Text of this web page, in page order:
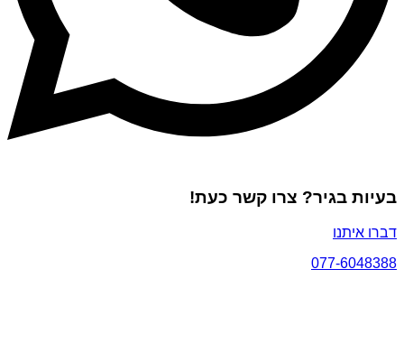
בעיות בגיר? צרו קשר כעת!
דברו איתנו
077-6048388